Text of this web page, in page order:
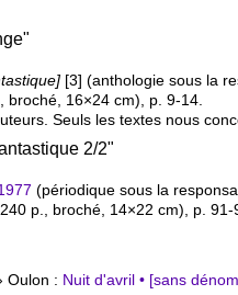
[3] (anthologie sous la
broché, 16×24 cm), p. 9-14.
Seuls les textes nous
2/2"
(périodique sous la
p., broché, 14×22 cm), p. 91-
Oulon : Nuit d'avril • [sans